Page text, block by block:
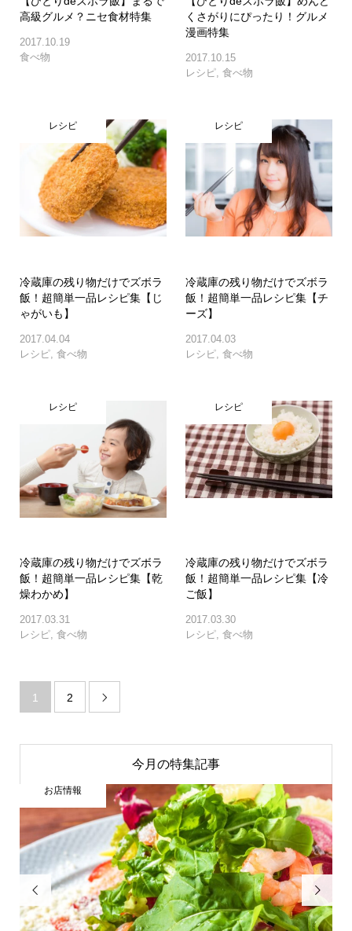
高級グルメ？ニセ食材特集
2017.10.19
食べ物
くさがりにぴったり！グルメ
漫画特集
2017.10.15
レシピ ,食べ物
レシピ
冷蔵庫の残り物だけでズボラ
飯！超簡単一品レシピ集【じ
ゃがいも】
2017.04.04
レシピ, 食べ物
レシピ
冷蔵庫の残り物だけでズボラ
飯！超簡単一品レシピ集【チ
ーズ】
2017.04.03
レシピ ,食べ物
レシピ
冷蔵庫の残り物だけでズボラ
飯！超簡単一品レシピ集【乾
燥わかめ】
2017.03.31
レシピ, 食べ物
レシピ
冷蔵庫の残り物だけでズボラ
飯！超簡単一品レシピ集【冷
ご飯】
2017.03.30
レシピ,食べ物
1 2 
今月の特集記事

お店情報
